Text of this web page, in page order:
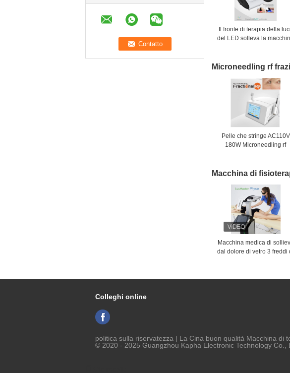
Il fronte di terapia della
del LED solleva la
Microneedling rf
Pelle che stringe AC110V
180W Microneedling rf
Macchina di
Macchina medica di
dal dolore di vetro 3 freddi
Colleghi online
politica sulla riservatezza | La Cina buon qualità Macchina di
© 2020 - 2025 Guangzhou Kapha Electronic Technology Co.,